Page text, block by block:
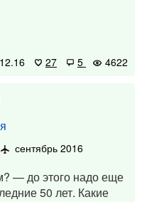
27 5 4622
сентябрь 2016
— до этого надо еще
50 лет. Какие